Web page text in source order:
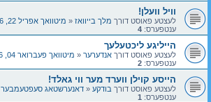
וויל וועלן!
לעצטע פאוסט דורך מלך בייוואז « מיטוואך אפריל 22, 2026 7:44 pm
ענטפערס: 4
הייליגע ליכטעלעך
לעצטע פאוסט דורך אנדערער « מיטוואך פעברואר 04, 2026 10:53 am
ענטפערס: 2
הייסע קוילן ווערד מער ווי גאלד!
לעצטע פאוסט דורך בודקע « דאנערשטאג סעפטעמבער 18, 2025 12:59 pm
ענטפערס: 1